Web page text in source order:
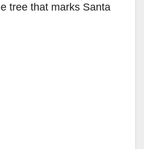
tree that marks Santa